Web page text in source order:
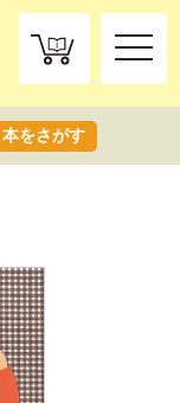
toggle
本をさがす